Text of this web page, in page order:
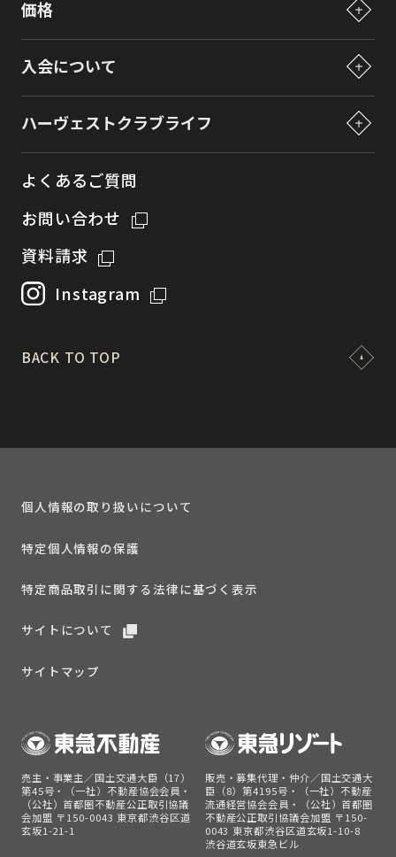
ご利用方法
ブログで分かる東急ハーヴェストクラブ
シリーズラインナップ
プレオーナーズについて
ペットと過ごすリゾートライフ
商品説明会
価格
入会について
各種特典制度について
法人でご検討の皆様へ
ハーヴェストクラブライフ
よくあるご質問
お問い合わせ
資料請求
Instagram
BACK TO TOP
個人情報の取り扱いについて
特定個人情報の保護
特定商品取引に関する法律に基づく表示
サイトについて
サイトマップ
売主・事業主／国土交通大臣（17）
第45号・（一社）不動産協会会員・
（公社）首都圏不動産公正取引協議
会加盟 〒150-0043 東京都渋谷区道
玄坂1-21-1
販売・募集代理・仲介／国土交通大
臣（8）第4195号・（一社）不動産
流通経営協会会員・（公社）首都圏
不動産公正取引協議会加盟 〒150-
0043 東京都渋谷区道玄坂1-10-8
渋谷道玄坂東急ビル